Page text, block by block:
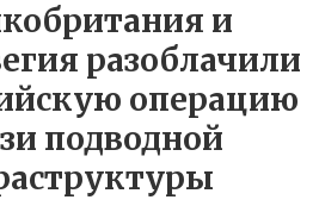
и
разоблачили
операцию
подводной